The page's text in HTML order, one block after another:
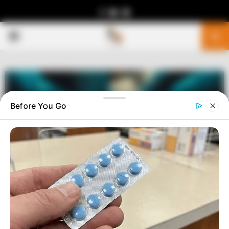
MENU
Before You Go